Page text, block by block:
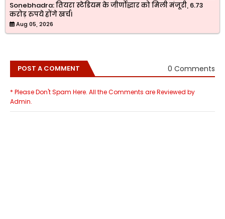
Sonebhadra: तियरा स्टेडियम के जीर्णोद्धार को मिली मंजूरी, 6.73
करोड़ रुपये होंगे खर्च।
Aug 05, 2026
POST A COMMENT 0 Comments
* Please Don't Spam Here. All the Comments are Reviewed by
Admin.